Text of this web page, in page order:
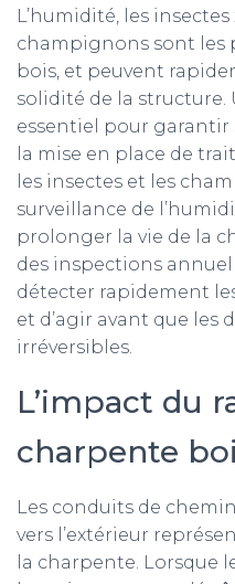
L’humidité, les
champignons sont les
bois, et peuvent
solidité de la
essentiel pour garantir
la mise en place de
les insectes et les
surveillance de
prolonger la vie de la
des inspections
détecter rapidement
et d’agir avant que les
irréversibles.
L’impact du
charpente
Les conduits de
vers l’extérieur
la charpente. Lorsque